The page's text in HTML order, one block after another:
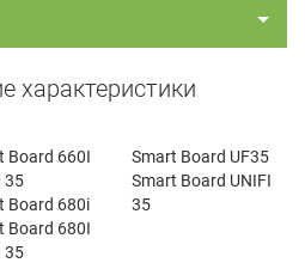
характеристики
Board 660I
35
Board 680i
Board 680I
35
Smart Board UF35
Smart Board UNIFI
35